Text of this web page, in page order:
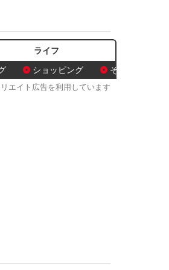
ショッピング その他
ライフ
エイト広告を利用しています